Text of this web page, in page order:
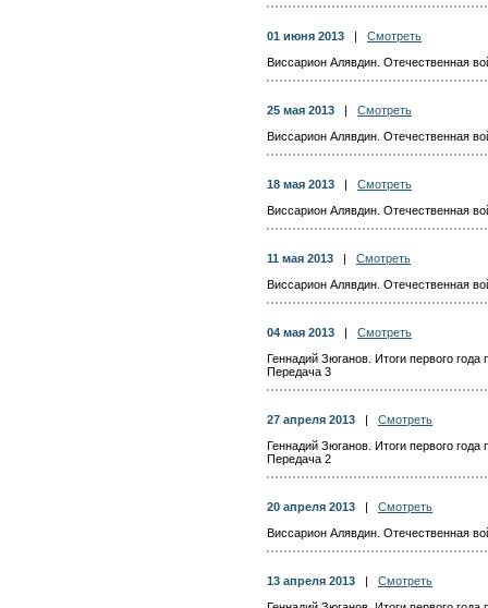
01 июня 2013
Смотреть
Виссарион Алявдин. Отечественная
25 мая 2013
Смотреть
Виссарион Алявдин. Отечественная
18 мая 2013
Смотреть
Виссарион Алявдин. Отечественная
11 мая 2013
Смотреть
Виссарион Алявдин. Отечественная
04 мая 2013
Смотреть
Геннадий Зюганов. Итоги первого
Передача 3
27 апреля 2013
Смотреть
Геннадий Зюганов. Итоги первого
Передача 2
20 апреля 2013
Смотреть
Виссарион Алявдин. Отечественная
13 апреля 2013
Смотреть